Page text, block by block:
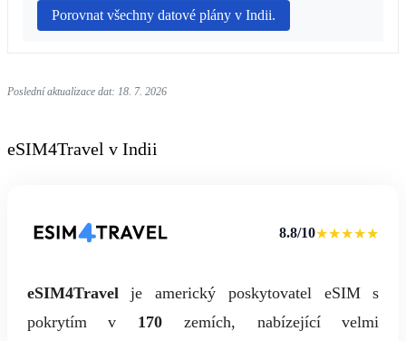
Porovnat všechny datové plány v Indii.
Poslední aktualizace dat: 18. 7. 2026
eSIM4Travel v Indii
8.8/10★★★★★
eSIM4Travelje americký poskytovatel eSIM s
pokrytím v 170 zemích, nabízející velmi